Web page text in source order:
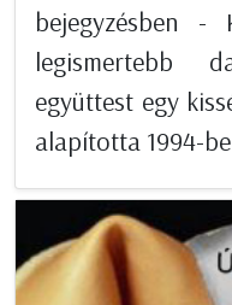
bejegyzésben
legismertebb
együttest egy
alapította 1994-